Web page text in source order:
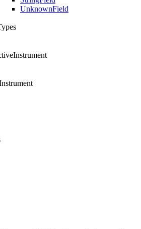
UnknownField